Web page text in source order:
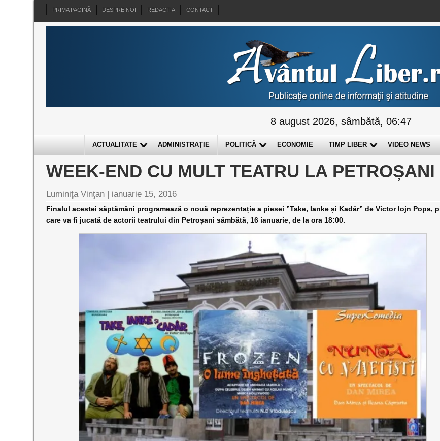
PRIMA PAGINĂ DESPRE NOI REDACTIA CONTACT
8 august 2026, sâmbătă, 06:47
ACTUALITATE ADMINISTRAȚIE POLITICĂ ECONOMIE TIMP LIBER VIDEO NEWS
WEEK-END CU MULT TEATRU LA PETROȘANI
Luminiţa Vinţan | ianuarie 15, 2016
Finalul acestei săptămâni programează o nouă reprezentație a piesei ”Take, Ianke și Kadâr” de Victor Iojn Popa,
care va fi jucată de actorii teatrului din Petroșani sâmbătă, 16 ianuarie, de la ora 18:00.